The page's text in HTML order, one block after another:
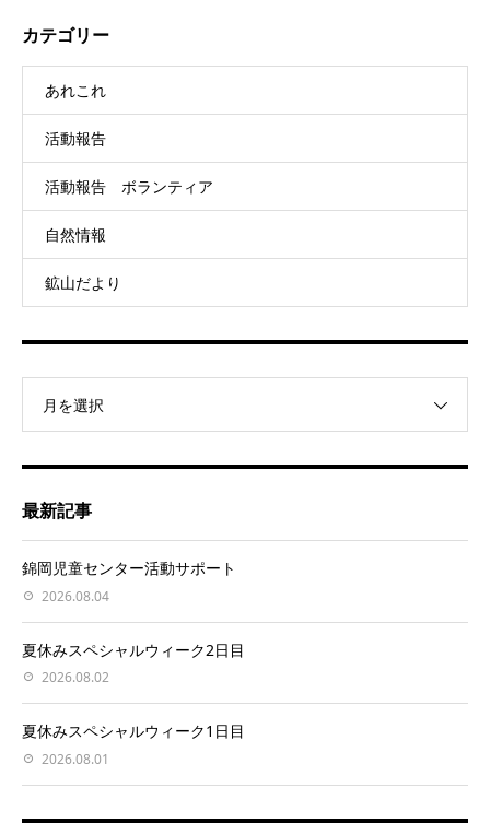
カテゴリー
あれこれ
活動報告
活動報告 ボランティア
自然情報
鉱山だより
月を選択
最新記事
錦岡児童センター活動サポート
2026.08.04
夏休みスペシャルウィーク2日目
2026.08.02
夏休みスペシャルウィーク1日目
2026.08.01